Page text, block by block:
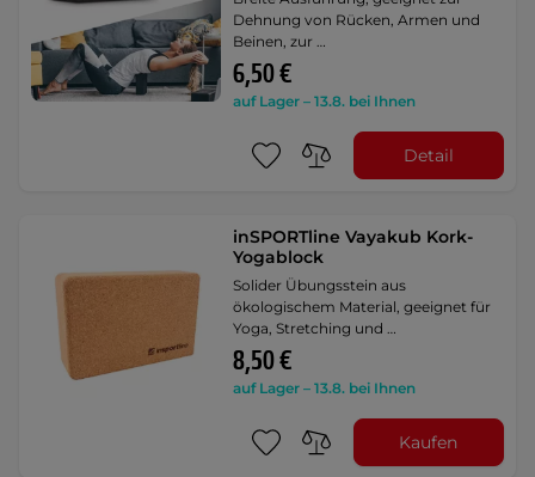
Dehnung von Rücken, Armen und
Beinen, zur …
6,50 €
auf Lager – 13.8. bei Ihnen
Detail
inSPORTline Vayakub Kork-
Yogablock
Solider Übungsstein aus
ökologischem Material, geeignet für
Yoga, Stretching und …
8,50 €
auf Lager – 13.8. bei Ihnen
Kaufen